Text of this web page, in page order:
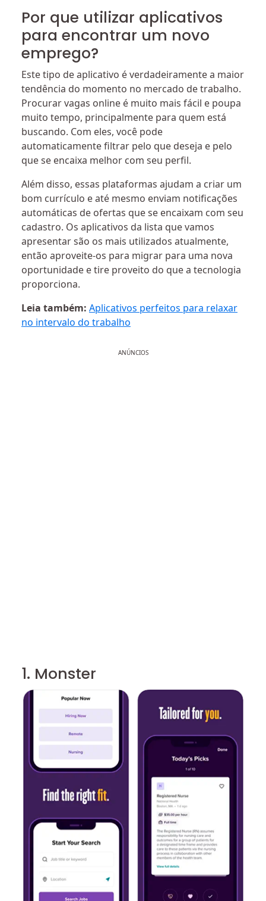
Por que utilizar aplicativos
para encontrar um novo
emprego?
Este tipo de aplicativo é verdadeiramente a maior
tendência do momento no mercado de trabalho.
Procurar vagas online é muito mais fácil e poupa
muito tempo, principalmente para quem está
buscando. Com eles, você pode
automaticamente filtrar pelo que deseja e pelo
que se encaixa melhor com seu perfil.
Além disso, essas plataformas ajudam a criar um
bom currículo e até mesmo enviam notificações
automáticas de ofertas que se encaixam com seu
cadastro. Os aplicativos da lista que vamos
apresentar são os mais utilizados atualmente,
então aproveite-os para migrar para uma nova
oportunidade e tire proveito do que a tecnologia
proporciona.
Leia também: Aplicativos perfeitos para relaxar
no intervalo do trabalho
ANÚNCIOS
1. Monster